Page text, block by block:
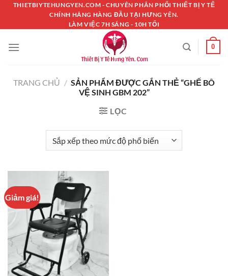
Chuyển
nội
dung
THIETBIYTEHUNGYEN.COM - CHUYÊN PHÂN PHỐI THIẾT BỊ Y TẾ
CHÍNH HÃNG HÀNG ĐẦU TẠI HƯNG YÊN.
LÀM VIỆC 7H SÁNG - 10H TỐI
0
TRANG CHỦ / SẢN PHẨM ĐƯỢC GẮN THẺ “GHẾ BÔ
VỆ SINH GBM 202”
LỌC
Giảm giá!